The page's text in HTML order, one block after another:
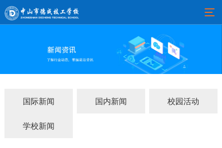
国际新闻 国内新闻 校园活动
学校新闻